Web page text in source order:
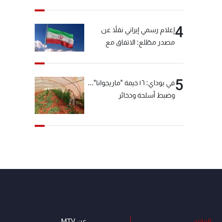
4إعلام رسمي إيراني نقلاً عن
مصدر مطّلع: الاتفاق مع
تهدد إيران 5
في بوداي: ١٦ خيمة "ماريجوانا"...
وضبط أسلحة وذخائر